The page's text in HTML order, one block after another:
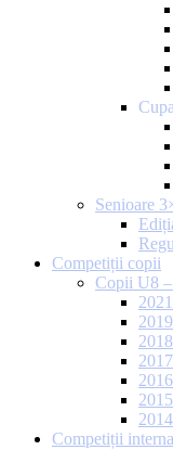
Senioare
Competiții copii
Copii U8
Competiții